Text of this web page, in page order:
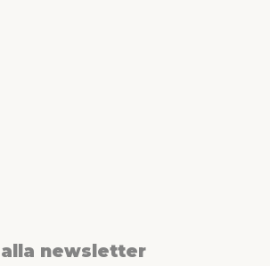
newsletter